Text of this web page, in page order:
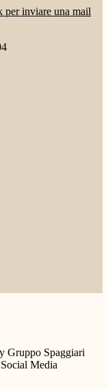
per inviare una mail
Gruppo Spaggiari
Media